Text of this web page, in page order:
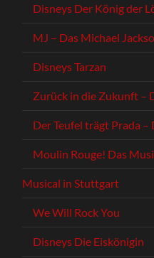
Disneys Der König der
MJ – Das Michael
Disneys Tarzan
Zurück in die Zukunft –
Der Teufel trägt Prada –
Moulin Rouge! Das
Musical in Stuttgart
We Will Rock You
Disneys Die Eiskönigin